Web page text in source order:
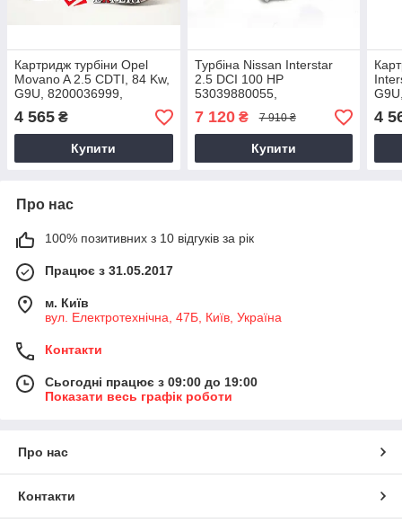
Картридж турбіни Opel
Movano A 2.5 CDTI, 84 Kw,
G9U, 8200036999,
9112327, 2001+,
53039700055,
53039880055
4 565 ₴
Купити
Турбіна Nissan Interstar
2.5 DCI 100 HP
53039880055,
53039700055, G9U,
4432306, 93161963, 2001+
7 120₴ 7 910 ₴
Купити
4
Про нас
100% позитивних з 10 відгуків за рік
Працює з 31.05.2017
м. Київ
вул. Електротехнічна, 47Б, Київ, Україна
Контакти
Сьогодні працює з 09:00 до 19:00
Показати весь графік роботи
Про нас
Контакти